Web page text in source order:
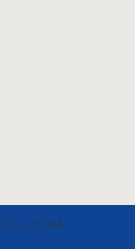
ージトップへ戻る